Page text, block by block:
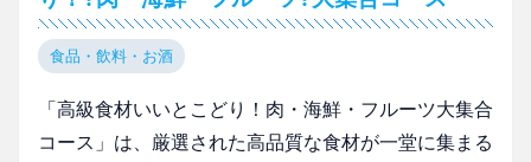
食品・飲料・お酒
「高級食材いいとこどり！肉・海鮮・フルーツ大集合
コース」は、厳選された高品質な食材が一堂に集まる